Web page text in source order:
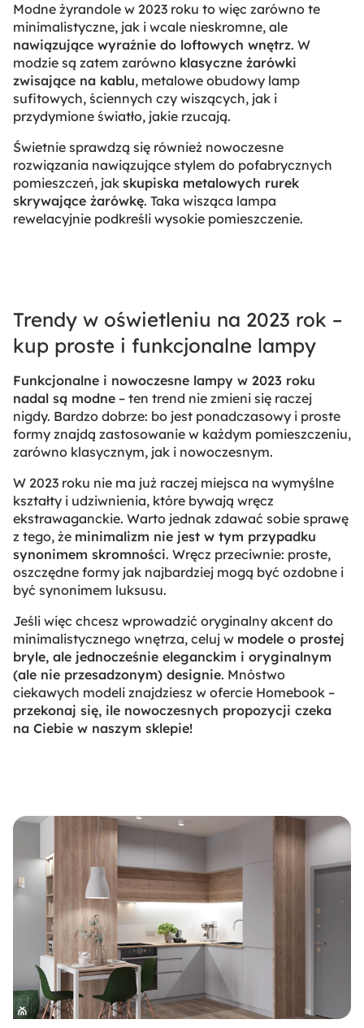
Modne żyrandole w 2023 roku to więc zarówno te
minimalistyczne, jak i wcale nieskromne, ale
nawiązujące wyraźnie do loftowych wnętrz. W
modzie są zatem zarówno klasyczne żarówki
zwisające na kablu, metalowe obudowy lamp
sufitowych, ściennych czy wiszących, jak i
przydymione światło, jakie rzucają.
Świetnie sprawdzą się również nowoczesne
rozwiązania nawiązujące stylem do pofabrycznych
pomieszczeń, jak skupiska metalowych rurek
skrywające żarówkę. Taka wisząca lampa
rewelacyjnie podkreśli wysokie pomieszczenie.
Trendy w oświetleniu na 2023 rok –
kup proste i funkcjonalne lampy
Funkcjonalne i nowoczesne lampy w 2023 roku
nadal są modne – ten trend nie zmieni się raczej
nigdy. Bardzo dobrze: bo jest ponadczasowy i proste
formy znajdą zastosowanie w każdym pomieszczeniu,
zarówno klasycznym, jak i nowoczesnym.
W 2023 roku nie ma już raczej miejsca na wymyślne
kształty i udziwnienia, które bywają wręcz
ekstrawaganckie. Warto jednak zdawać sobie sprawę
z tego, że minimalizm nie jest w tym przypadku
synonimem skromności. Wręcz przeciwnie: proste,
oszczędne formy jak najbardziej mogą być ozdobne i
być synonimem luksusu.
Jeśli więc chcesz wprowadzić oryginalny akcent do
minimalistycznego wnętrza, celuj w modele o prostej
bryle, ale jednocześnie eleganckim i oryginalnym
(ale nie przesadzonym) designie. Mnóstwo
ciekawych modeli znajdziesz w ofercie Homebook –
przekonaj się, ile nowoczesnych propozycji czeka
na Ciebie w naszym sklepie!